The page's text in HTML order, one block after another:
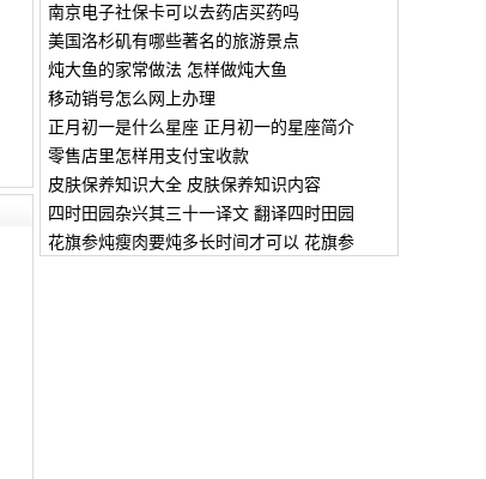
南京电子社保卡可以去药店买药吗
美国洛杉矶有哪些著名的旅游景点
炖大鱼的家常做法 怎样做炖大鱼
移动销号怎么网上办理
正月初一是什么星座 正月初一的星座简介
零售店里怎样用支付宝收款
皮肤保养知识大全 皮肤保养知识内容
四时田园杂兴其三十一译文 翻译四时田园
花旗参炖瘦肉要炖多长时间才可以 花旗参